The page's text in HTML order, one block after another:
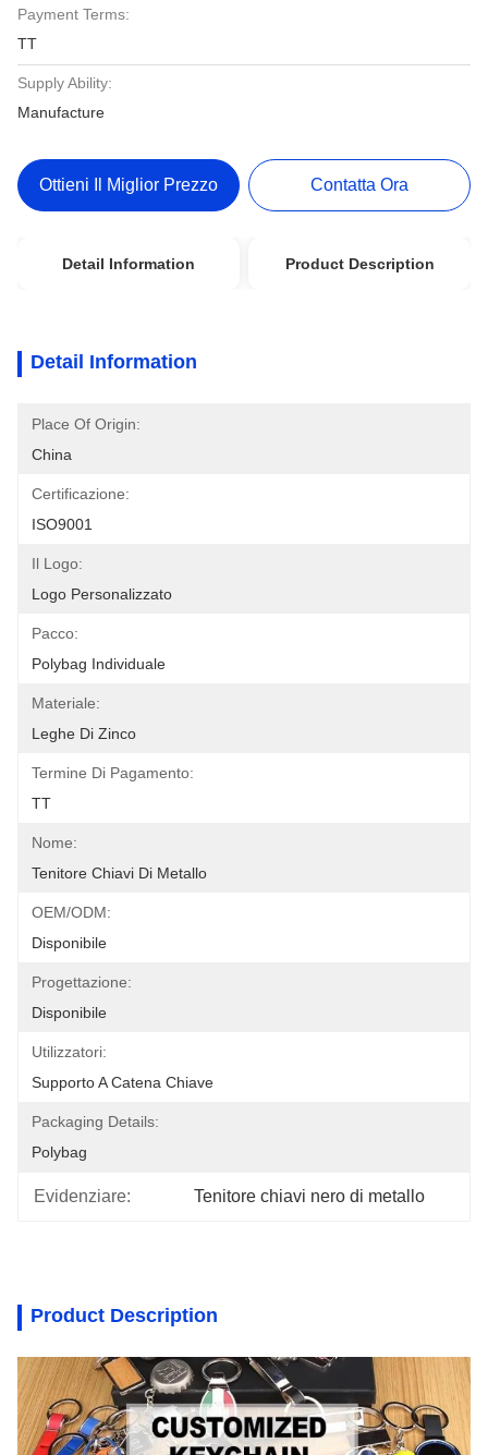
Payment Terms:
TT
Supply Ability:
Manufacture
Ottieni Il Miglior Prezzo Contatta Ora
Detail Information Product Description
Detail Information
Place Of Origin:
China
Certificazione:
ISO9001
Il Logo:
Logo Personalizzato
Pacco:
Polybag Individuale
Materiale:
Leghe Di Zinco
Termine Di Pagamento:
TT
Nome:
Tenitore Chiavi Di Metallo
OEM/ODM:
Disponibile
Progettazione:
Disponibile
Utilizzatori:
Supporto A Catena Chiave
Packaging Details:
Polybag
Evidenziare: Tenitore chiavi nero di metallo
Product Description